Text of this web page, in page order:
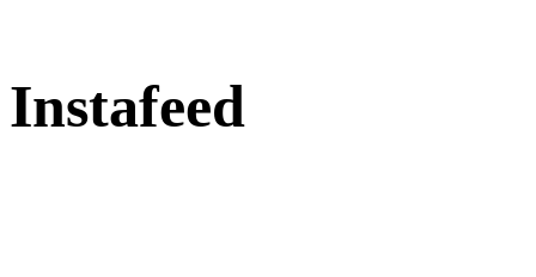
Instafeed